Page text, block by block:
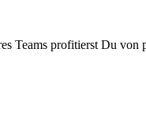
profitierst Du von